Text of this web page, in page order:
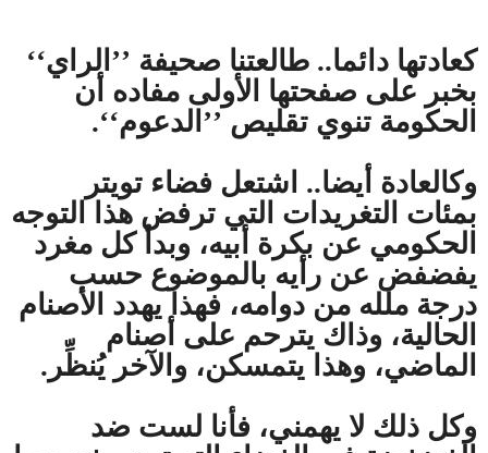
كعادتها دائما.. طالعتنا صحيفة ’’الراي‘‘
بخبر على صفحتها الأولى مفاده أن
الحكومة تنوي تقليص ’’الدعوم‘‘.
وكالعادة أيضا.. اشتعل فضاء تويتر
بمئات التغريدات التي ترفض هذا التوجه
الحكومي عن بكرة أبيه، وبدأ كل مغرد
يفضفض عن رأيه بالموضوع حسب
درجة ملله من دوامه، فهذا يهدد الأصنام
الحالية، وذاك يترحم على أصنام
الماضي، وهذا يتمسكن، والآخر يُنظِّر.
وكل ذلك لا يهمني، فأنا لست ضد